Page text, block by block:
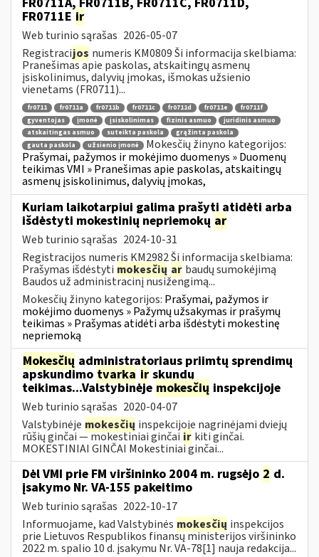
FR0711E ir
Web turinio sąrašas 2026-05-07
Registracijos numeris KM0809 Ši informacija skelbiama:
Pranešimas apie paskolas, atskaitingų asmenų
įsiskolinimus, dalyvių įmokas, išmokas užsienio
vienetams (FR0711)...
fr0711 fr0711a fr0711b fr0711c fr0711d fr0711e
fr0711f
gyventojas
įmonė įsiskolinimas fizinis asmuo
juridinis asmuo
atskaitingas asmuo
suteikta paskola
grąžinta paskola
gauta paskola
užsienio įmonė
Mokesčių žinyno kategorijos:
Prašymai, pažymos ir mokėjimo duomenys » Duomenų
teikimas VMI » Pranešimas apie paskolas, atskaitingų
asmenų įsiskolinimus, dalyvių įmokas,
Kuriam laikotarpiui galima prašyti atidėti arba
išdėstyti mokestinių nepriemokų ar
Web turinio sąrašas 2024-10-31
Registracijos numeris KM2982 Ši informacija skelbiama:
Prašymas išdėstyti mokesčių ar baudų sumokėjimą
Baudos už administracinį nusižengimą...
Mokesčių žinyno kategorijos: Prašymai, pažymos ir
mokėjimo duomenys » Pažymų užsakymas ir prašymų
teikimas » Prašymas atidėti arba išdėstyti mokestinę
nepriemoką
Mokesčių administratoriaus priimtų sprendimų
apskundimo tvarka ir skundų
teikimas...Valstybinėje mokesčių inspekcijoje
Web turinio sąrašas 2020-04-07
Valstybinėje mokesčių inspekcijoje nagrinėjami dviejų
rūšių ginčai — mokestiniai ginčai ir kiti ginčai.
MOKESTINIAI GINČAI Mokestiniai ginčai...
Dėl VMI prie FM viršininko 2004 m. rugsėjo 2 d.
įsakymo Nr. VA-155 pakeitimo
Web turinio sąrašas 2022-10-17
Informuojame, kad Valstybinės mokesčių inspekcijos
prie Lietuvos Respublikos finansų ministerijos viršininko
2022 m. spalio 10 d. įsakymu Nr. VA-78[1] nauja redakcija...